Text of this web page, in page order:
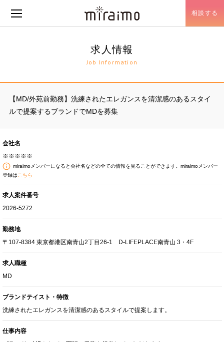
相談する
求人情報
Job Information
【MD/外苑前勤務】洗練されたエレガンスを清潔感のあるスタイ
ルで提案するブランドでMDを募集
会社名
※※※※※
miraimoメンバーになると会社名などの全ての情報を見ることができます。miraimoメンバー
登録は こちら
求人案件番号
2026-5272
勤務地
〒107-8384 東京都港区南青山2丁目26-1 D-LIFEPLACE南青山 3・4F
求人職種
MD
ブランドテイスト・特徴
洗練されたエレガンスを清潔感のあるスタイルで提案します。
仕事内容